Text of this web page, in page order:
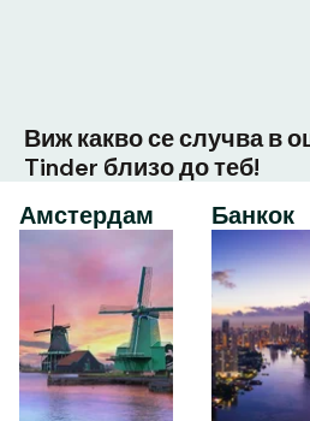
Виж какво се случва в
Tinder близо до теб!
Амстердам
Банкок